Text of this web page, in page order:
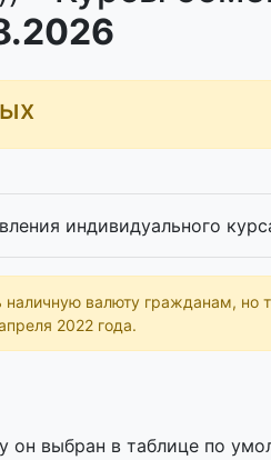
индивидуального
наличную валюту гражданам, но
2022 года.
он выбран в таблице по